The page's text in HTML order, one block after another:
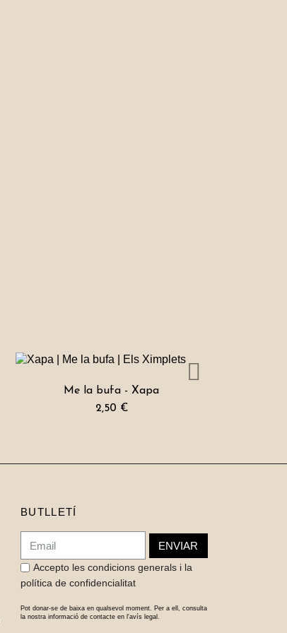
Me la bufa - Xapa
2,50 €
BUTLLETÍ
ENVIAR
Accepto les condicions generals i la
política de confidencialitat
Pot donar-se de baixa en qualsevol moment. Per a ell, consulta
la nostra informació de contacte en l'avís legal.